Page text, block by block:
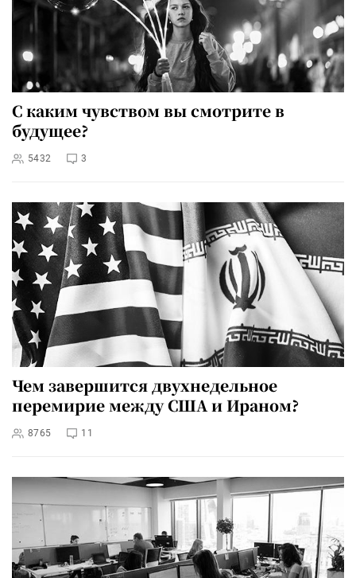
С каким чувством вы смотрите в
будущее?
5432 3
Чем завершится двухнедельное
перемирие между США и Ираном?
8765 11